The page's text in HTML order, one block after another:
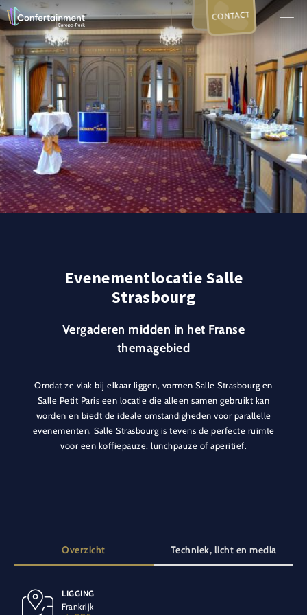
CONTACT
Evenementlocatie Salle
Strasbourg
Vergaderen midden in het Franse
themagebied
Omdat ze vlak bij elkaar liggen, vormen Salle Strasbourg en
Salle Petit Paris een locatie die alleen samen gebruikt kan
worden en biedt de ideale omstandigheden voor parallelle
evenementen. Salle Strasbourg is tevens de perfecte ruimte
voor een koffiepauze, lunchpauze of aperitief.
Overzicht Techniek, licht en media
LIGGING
Frankrijk
SPECIALE VOORZIENINGEN
Balkon Klimaatbeheersing